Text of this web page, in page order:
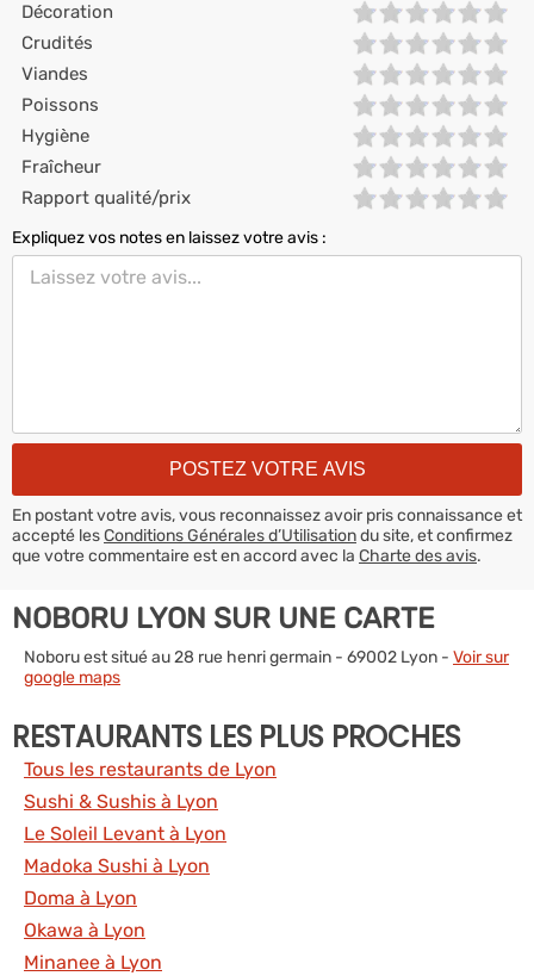
Décoration
Crudités
Viandes
Poissons
Hygiène
Fraîcheur
Rapport qualité/prix
Expliquez vos notes en laissez votre avis :
En postant votre avis, vous reconnaissez avoir pris connaissance et
accepté lesConditions Générales d’Utilisationdu site, et confirmez
que votre commentaire est en accord avec la Charte des avis.
NOBORU LYON SUR UNE CARTE
Noboru est situé au 28 rue henri germain - 69002 Lyon - Voir sur
google maps
RESTAURANTS LES PLUS PROCHES
Tous les restaurants de Lyon
Sushi & Sushis à Lyon
Le Soleil Levant à Lyon
Madoka Sushi à Lyon
Doma à Lyon
Okawa à Lyon
Minanee à Lyon